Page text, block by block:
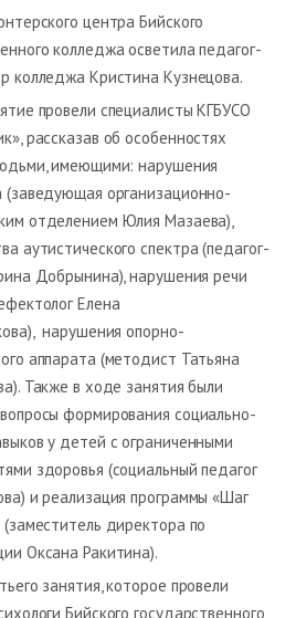
центра Бийского
колледжа осветила педагог-
колледжа Кристина Кузнецова.
провели специалисты КГБУСО
рассказав об особенностях
имеющими: нарушения
(заведующая организационно-
отделением Юлия Мазаева),
аутистического спектра (педагог-
Добрынина), нарушения речи
Елена
нарушения опорно-
аппарата (методист Татьяна
Также в ходе занятия были
формирования социально-
у детей с ограниченными
здоровья (социальный педагог
и реализация программы «Шаг
(заместитель директора по
Оксана Ракитина).
занятия, которое провели
Бийского государственного